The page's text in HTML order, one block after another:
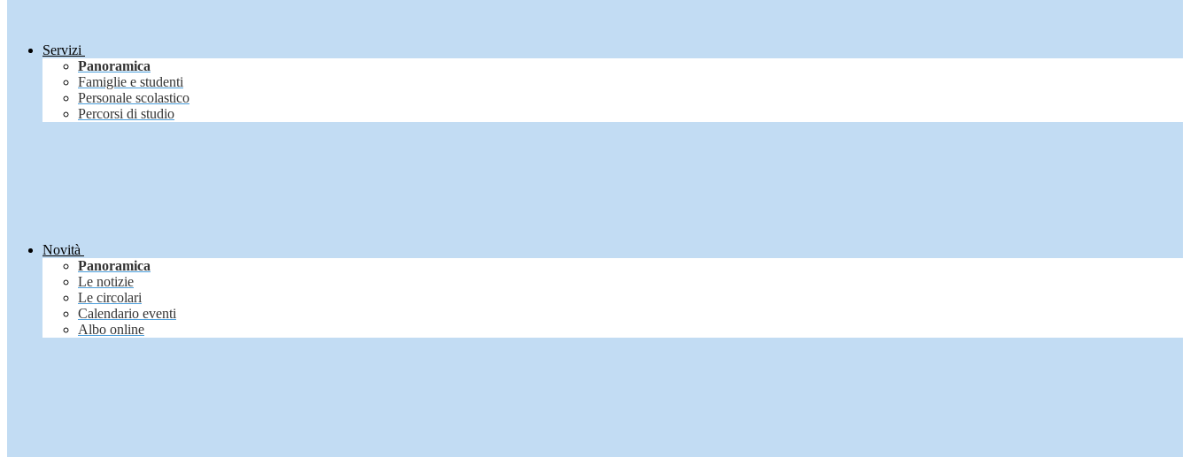
Servizi
Panoramica
Famiglie e studenti
Personale scolastico
Percorsi di studio
Novità
Panoramica
Le notizie
Le circolari
Calendario eventi
Albo online